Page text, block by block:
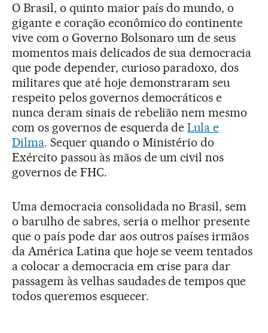
O Brasil, o quinto maior país do mundo, o
gigante e coração econômico do continente
vive com o Governo Bolsonaro um de seus
momentos mais delicados de sua democracia
que pode depender, curioso paradoxo, dos
militares que até hoje demonstraram seu
respeito pelos governos democráticos e
nunca deram sinais de rebelião nem mesmo
com os governos de esquerda deLula e
Dilma. Sequer quando o Ministério do
Exército passou às mãos de um civil nos
governos de FHC.
Uma democracia consolidada no Brasil, sem
o barulho de sabres, seria o melhor presente
que o país pode dar aos outros países irmãos
da América Latina que hoje se veem tentados
a colocar a democracia em crise para dar
passagem às velhas saudades de tempos que
todos queremos esquecer.